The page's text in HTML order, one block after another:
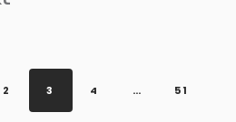
2 3 4 … 51